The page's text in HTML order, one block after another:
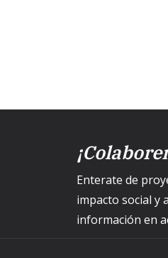
Enterate de
impacto social y
información en